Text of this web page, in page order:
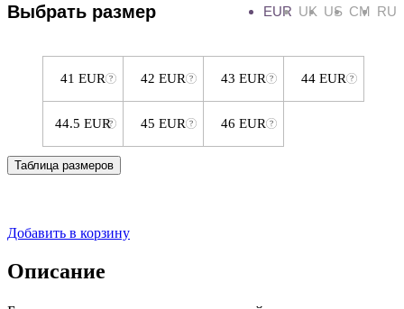
Выбрать размер EUR UK US CM RU
41 EUR 42 EUR 43 EUR 44 EUR
44.5 EUR 45 EUR 46 EUR
Таблица размеров
Добавить в корзину
Описание